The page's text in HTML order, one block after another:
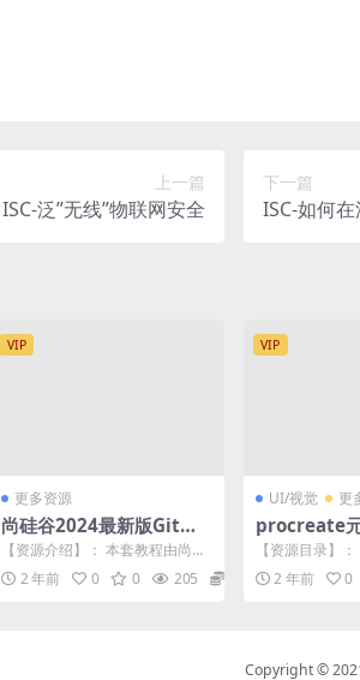
上一篇
ISC-泛”无线”物联网安全
下一篇
ISC-如何
VIP
更多资源
尚硅谷2024最新版Git企
业实战教程
【资源介绍】： 本套教程由尚硅
谷与极狐GitLab官方（极狐GitLa
b 为 G...
2 年前 0 0 205
VIP
UI/视觉 更
procreate
入门系统课
【资源目录】
ate元计划 配套
-...2 年前 0
Copyright ©